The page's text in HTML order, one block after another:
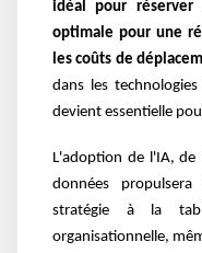
idéal pour
optimale pour une
les coûts de
dans les
devient essentielle
L'adoption de l'IA, de
données
stratégie à la
organisationnelle,